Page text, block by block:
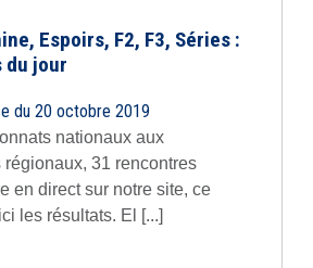
Espoirs, F2, F3, Séries :
jour
du 20 octobre 2019
nationaux aux
31 rencontres
en direct sur notre site, ce
les résultats. El [...]